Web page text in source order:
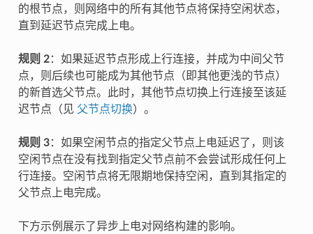
的根节点，则网络中的所有其他节点将保持空闲状态，
直到延迟节点完成上电。
规则 2：如果延迟节点形成上行连接，并成为中间父节
点，则后续也可能成为其他节点（即其他更浅的节点）
的新首选父节点。此时，其他节点切换上行连接至该延
迟节点（见 父节点切换）。
规则 3：如果空闲节点的指定父节点上电延迟了，则该
空闲节点在没有找到指定父节点前不会尝试形成任何上
行连接。空闲节点将无限期地保持空闲，直到其指定的
父节点上电完成。
下方示例展示了异步上电对网络构建的影响。